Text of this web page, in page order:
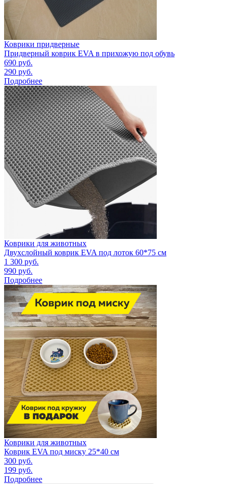
Коврики придверные
Придверный коврик EVA в прихожую под обувь
690 руб.
290 руб.
Подробнее
Коврики для животных
Двухслойный коврик EVA под лоток 60*75 см
1 300 руб.
990 руб.
Подробнее
Коврики для животных
Коврик EVA под миску 25*40 см
300 руб.
199 руб.
Подробнее